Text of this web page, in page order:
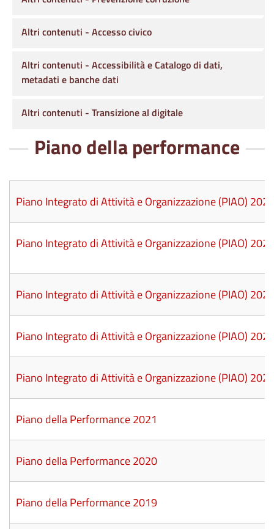
Piano della performance
Piano Integrato di Attività e Organizzazione (PIAO)
Piano Integrato di Attività e Organizzazione (PIAO)
Piano Integrato di Attività e Organizzazione (PIAO)
Piano Integrato di Attività e Organizzazione (PIAO)
Piano Integrato di Attività e Organizzazione (PIAO)
Piano della Performance 2021
Piano della Performance 2020
Piano della Performance 2019
Altri contenuti - Accesso civico
Altri contenuti - Accessibilità e Catalogo di dati,
metadati e banche dati
Altri contenuti - Transizione al digitale